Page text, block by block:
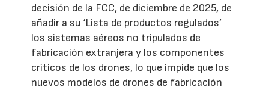
decisión de la FCC, de diciembre de 2025, de
añadir a su ‘Lista de productos regulados’
los sistemas aéreos no tripulados de
fabricación extranjera y los componentes
críticos de los drones, lo que impide que los
nuevos modelos de drones de fabricación